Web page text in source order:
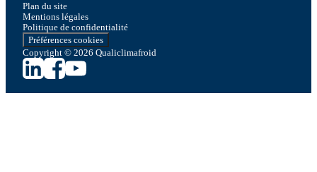
Plan du site
Mentions légales
Politique de confidentialité
Préférences cookies
Copyright © 2026 Qualiclimafroid